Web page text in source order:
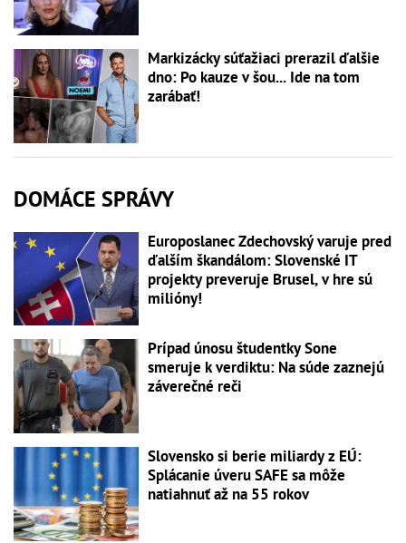
Markizácky súťažiaci prerazil ďalšie
dno: Po kauze v šou... Ide na tom
zarábať!
DOMÁCE SPRÁVY
Europoslanec Zdechovský varuje pred
ďalším škandálom: Slovenské IT
projekty preveruje Brusel, v hre sú
milióny!
Prípad únosu študentky Sone
smeruje k verdiktu: Na súde zaznejú
záverečné reči
Slovensko si berie miliardy z EÚ:
Splácanie úveru SAFE sa môže
natiahnuť až na 55 rokov